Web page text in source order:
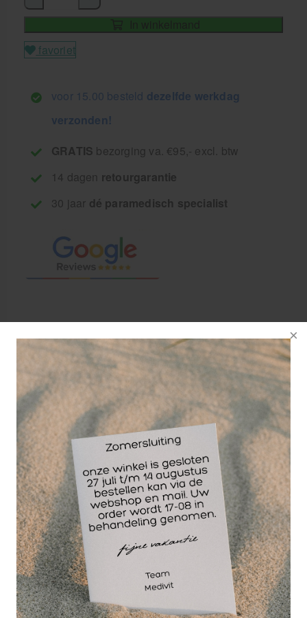
In winkelmand
favoriet
voor 15.00 besteld dezelfde werkdag
verzonden!
GRATIS bezorging va. €95,- excl. btw
14 dagen retourgarantie
30 jaar dé paramedisch specialist
Amandelolie
massage olie is een
basis massageolie
welke zich uitstekend
leent voor menging
van Volatile
Etherische olieën.
Basisolieën zijn vette, plantaardige en
koudgeperste oliën. (Koudpersen is het
winningsproces waarbij o.a. de vitaminen en de
mineralen behouden blijven). Ze zijn dragers voor
de etherische oliën en zijn een hele goede basis
voor een natuurlijke massage- en huidolie.
De Volatile Amandelolie is een verzachtende
massage olie, die geschikt is voor elk huidtype.
Maar let op! Volatile Amandelolie is niet geschikt